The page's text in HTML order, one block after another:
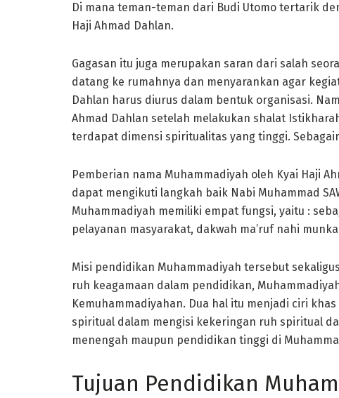
Di mana teman-teman dari Budi Utomo tertarik
Haji Ahmad Dahlan.
Gagasan itu juga merupakan saran dari salah
datang ke rumahnya dan menyarankan agar
Dahlan harus diurus dalam bentuk organisasi.
Ahmad Dahlan setelah melakukan shalat
terdapat dimensi spiritualitas yang tinggi.
Pemberian nama Muhammadiyah oleh Kyai Haji
dapat mengikuti langkah baik Nabi Muhammad
Muhammadiyah memiliki empat fungsi, yaitu :
pelayanan masyarakat, dakwah ma’ruf nahi
Misi pendidikan Muhammadiyah tersebut
ruh keagamaan dalam pendidikan,
Kemuhammadiyahan. Dua hal itu menjadi ciri
spiritual dalam mengisi kekeringan ruh spiritual
menengah maupun pendidikan tinggi di
Tujuan Pendidikan